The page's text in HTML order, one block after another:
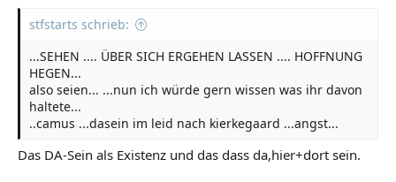
stfstarts schrieb:
...SEHEN .... ÜBER SICH ERGEHEN LASSEN .... HOFFNUNG
HEGEN...
also seien... ...nun ich würde gern wissen was ihr davon
haltete...
..camus ...dasein im leid nach kierkegaard ...angst...
Das DA-Sein als Existenz und das dass da,hier+dort sein.